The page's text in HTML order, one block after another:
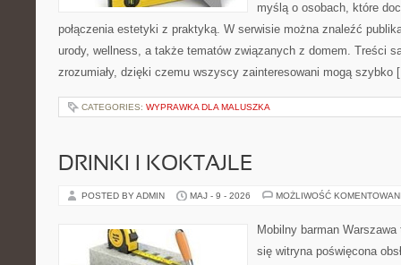
myślą o osobach, które
połączenia estetyki z praktyką. W serwisie można znaleźć
urody, wellness, a także tematów związanych z domem. Treści
zrozumiały, dzięki czemu wszyscy zainteresowani mogą szybko
CATEGORIES: WYPRAWKA DLA MALUSZKA
DRINKI I KOKTAJLE
POSTED BY ADMIN MAJ - 9 - 2026 MOŻLIWOŚĆ
Mobilny barman
się witryna poświęcona